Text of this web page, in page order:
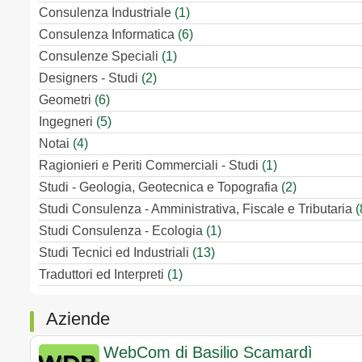
Consulenza Industriale (1)
Consulenza Informatica (6)
Consulenze Speciali (1)
Designers - Studi (2)
Geometri (6)
Ingegneri (5)
Notai (4)
Ragionieri e Periti Commerciali - Studi (1)
Studi - Geologia, Geotecnica e Topografia (2)
Studi Consulenza - Amministrativa, Fiscale e Tributaria
Studi Consulenza - Ecologia (1)
Studi Tecnici ed Industriali (13)
Traduttori ed Interpreti (1)
Aziende
WebCom di Basilio Scamardì